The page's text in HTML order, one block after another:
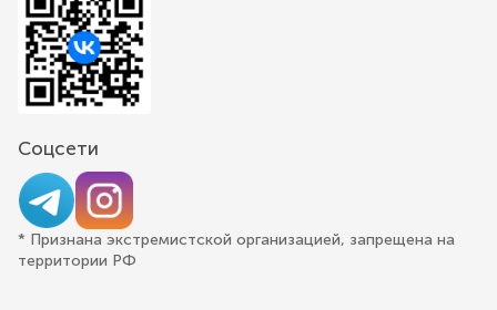
Соцсети
* Признана экстремистской организацией, запрещена на
территории РФ